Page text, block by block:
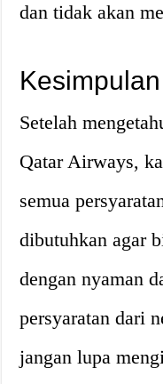
dan tidak akan
Kesimpulan
Setelah
Qatar Airways,
semua
dibutuhkan agar
dengan nyaman
persyaratan dari
jangan lupa